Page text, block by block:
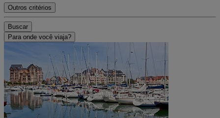
Outros critérios
Buscar
Para onde você viaja?